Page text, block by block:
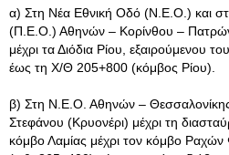
α) Στη Νέα Εθνική Οδό (Ν.Ε.Ο.) και
(Π.Ε.Ο.) Αθηνών – Κορίνθου –
μέχρι τα Διόδια Ρίου, εξαιρούμενου
έως τη Χ/Θ 205+800 (κόμβος Ρίου).
β) Στη Ν.Ε.Ο. Αθηνών –
Στεφάνου (Κρυονέρι) μέχρι τη
κόμβο Λαμίας μέχρι τον κόμβο Ραχών